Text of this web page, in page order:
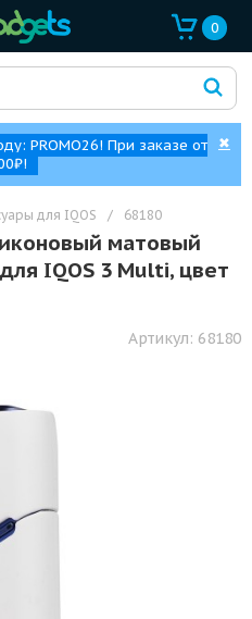
0
PROMO26! При заказе от
✖
для IQOS / 68180
матовый
IQOS 3 Multi, цвет
Артикул: 68180